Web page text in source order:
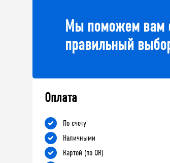
Мы поможем вам
правильный
Оплата
По счету
Наличными
Картой (по QR)